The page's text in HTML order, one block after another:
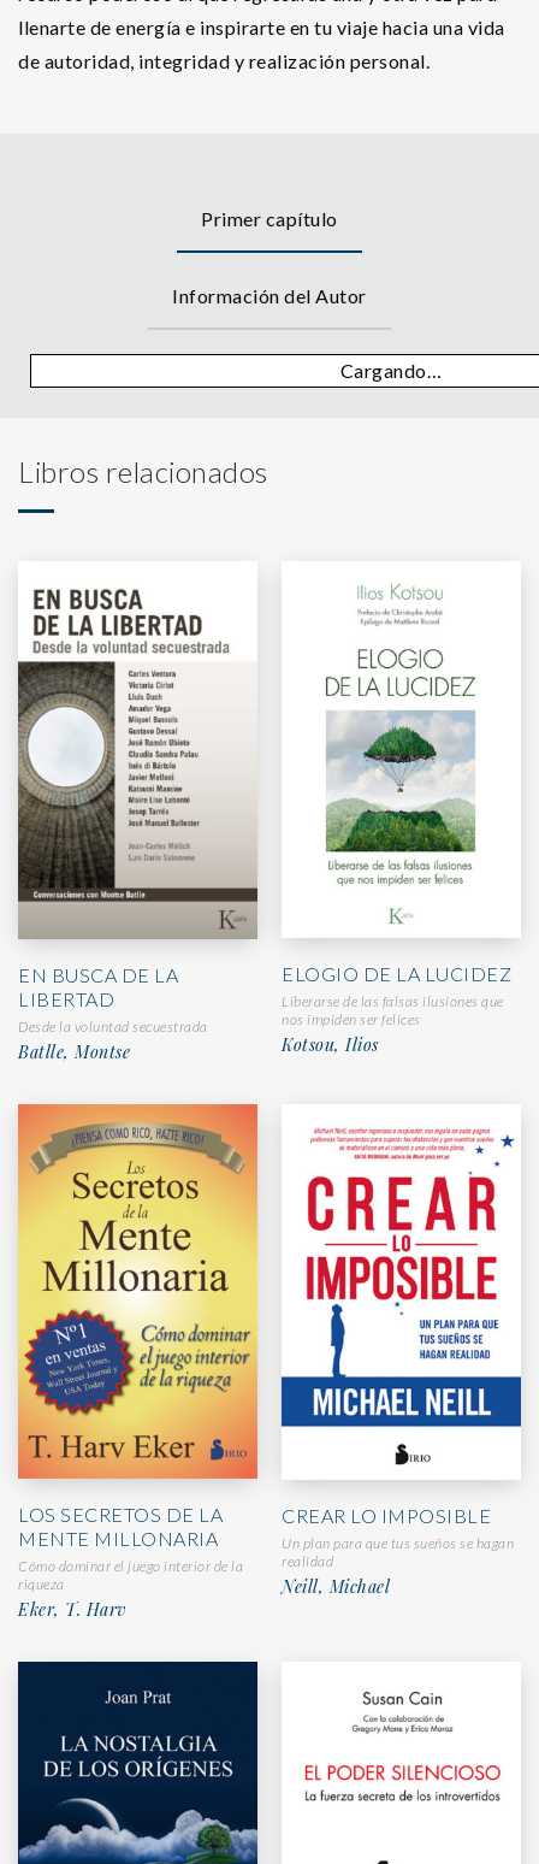
llenarte de energía e inspirarte en tu viaje hacia una vida
de autoridad, integridad y realización personal.
Primer capítulo
Información del Autor
Cargando…
Libros relacionados
EN BUSCA DE LA
LIBERTAD
Desde la voluntad secuestrada
Batlle, Montse
ELOGIO DE LA LUCIDEZ
Liberarse de las falsas ilusiones que
nos impiden ser felices
Kotsou, Ilios
LOS SECRETOS DE LA
MENTE MILLONARIA
Cómo dominar el juego interior de la
riqueza
Eker, T. Harv
CREAR LO IMPOSIBLE
Un plan para que tus sueños se hagan
realidad
Neill, Michael